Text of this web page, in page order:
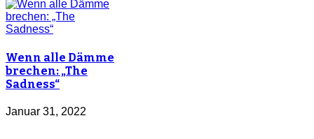
Wenn alle Dämme
brechen: „The
Sadness“
Januar 31, 2022